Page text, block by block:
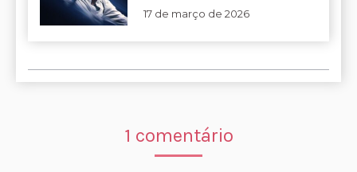
17 de março de 2026
1 comentário